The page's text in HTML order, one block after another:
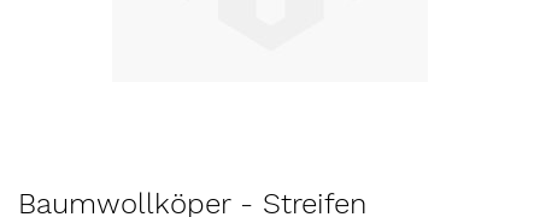
Anfang
Baumwollköper - Streifen